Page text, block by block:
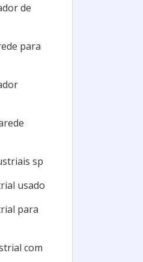
de
para
sp
usado
para
com